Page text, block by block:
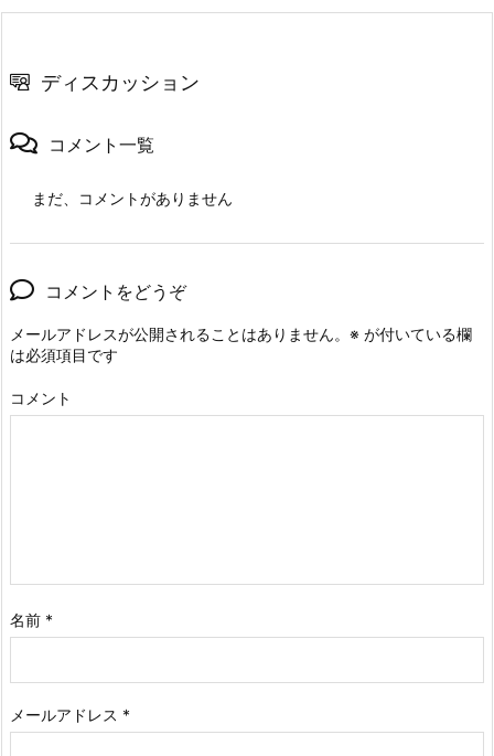
ディスカッション
コメント一覧
まだ、コメントがありません
コメントをどうぞ
メールアドレスが公開されることはありません。 ※ が付いている欄
は必須項目です
コメント
名前 *
メールアドレス *